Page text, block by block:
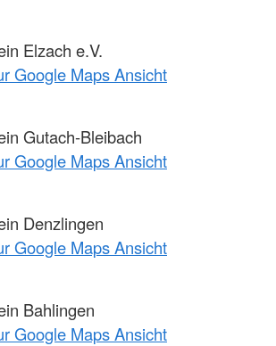
Elzach e.V.
Google Maps Ansicht
Gutach-Bleibach
Google Maps Ansicht
Denzlingen
Google Maps Ansicht
Bahlingen
Google Maps Ansicht